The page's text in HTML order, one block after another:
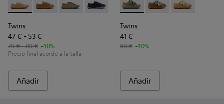
Twins - K800663-003 - Zapatos de ante y piel multicolor
Twins - K800663-007 - Zapatos de piel multicolor
Twins - K800663-004 - Zapatos de ante y
Twins - K800663-002
Twins - K800663-001
Twins
47 € - 53 €
79 € - 89 € -40%
Precio final acorde a la talla
Añadir
Twins - K800666-006 -
Twins - K800666-
Twins -
Twins
41 €
69 € -40%
Añadir